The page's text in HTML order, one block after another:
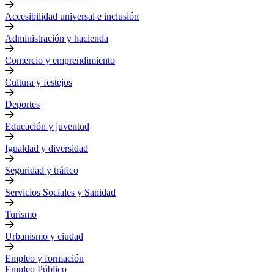
Accesibilidad universal e inclusión
Administración y hacienda
Comercio y emprendimiento
Cultura y festejos
Deportes
Educación y juventud
Igualdad y diversidad
Seguridad y tráfico
Servicios Sociales y Sanidad
Turismo
Urbanismo y ciudad
Empleo y formación
Empleo Público